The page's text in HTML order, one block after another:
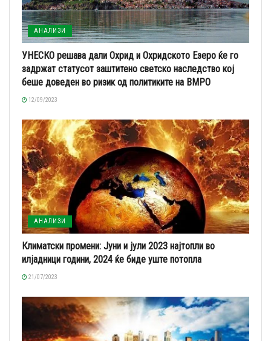
АНАЛИЗИ
УНЕСКО решава дали Охрид и Охридското Езеро ќе го
задржат статусот заштитено светско наследство кој
беше доведен во ризик од политиките на ВМРО
12/09/2023
АНАЛИЗИ
Климатски промени: Јуни и јули 2023 најтопли во
илјадници години, 2024 ќе биде уште потопла
21/07/2023